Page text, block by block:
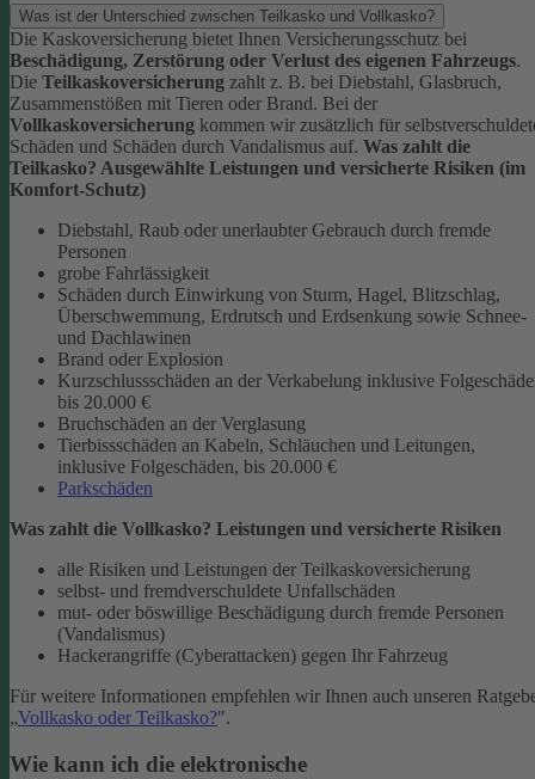
Was ist der Unterschied zwischen Teilkasko und Vollkasko?
Die Kaskoversicherung bietet Ihnen Versicherungsschutz bei
Beschädigung, Zerstörung oder Verlust des eigenen Fahrzeugs.
Die Teilkaskoversicherung zahlt z. B. bei Diebstahl, Glasbruch,
Zusammenstößen mit Tieren oder Brand. Bei der
Vollkaskoversicherung kommen wir zusätzlich für
Schäden und Schäden durch Vandalismus auf. Was zahlt die
Teilkasko? Ausgewählte Leistungen und versicherte Risiken (im
Komfort-Schutz)
Diebstahl, Raub oder unerlaubter Gebrauch durch fremde
Personen
grobe Fahrlässigkeit
Schäden durch Einwirkung von Sturm, Hagel, Blitzschlag,
Überschwemmung, Erdrutsch und Erdsenkung sowie Schnee-
und Dachlawinen
Brand oder Explosion
Kurzschlussschäden an der Verkabelung inklusive
bis 20.000 €
Bruchschäden an der Verglasung
Tierbissschäden an Kabeln, Schläuchen und Leitungen,
inklusive Folgeschäden, bis 20.000 €
Parkschäden
Was zahlt die Vollkasko? Leistungen und versicherte Risiken
alle Risiken und Leistungen der Teilkaskoversicherung
selbst- und fremdverschuldete Unfallschäden
mut- oder böswillige Beschädigung durch fremde Personen
(Vandalismus)
Hackerangriffe (Cyberattacken) gegen Ihr Fahrzeug
Für weitere Informationen empfehlen wir Ihnen auch unseren
„Vollkasko oder Teilkasko?".
Wie kann ich die elektronische